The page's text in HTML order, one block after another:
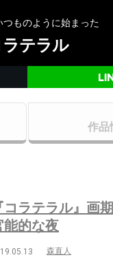
つものように始まった
ラテラル
作品
コラテラル』画
能的な夜
森直人